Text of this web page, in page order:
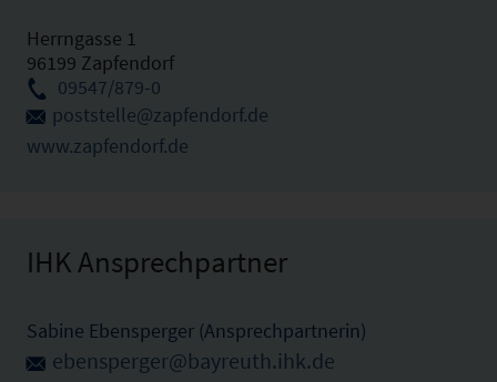
Herrngasse 1
96199 Zapfendorf
09547/879-0
poststelle@zapfendorf.de
www.zapfendorf.de
IHK Ansprechpartner
Sabine Ebensperger (Ansprechpartnerin)
ebensperger@bayreuth.ihk.de